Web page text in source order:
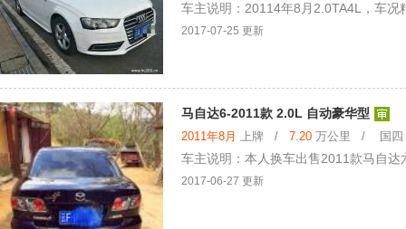
车主说明：20114年8月2.0TA4L，车
2017-07-25 更新
马自达6-2011款 2.0L 自动豪华型
2011年8月 上牌 / 7.20 万公里 / 国四 /
车主说明：本人换车出售2011款马自
2017-06-27 更新